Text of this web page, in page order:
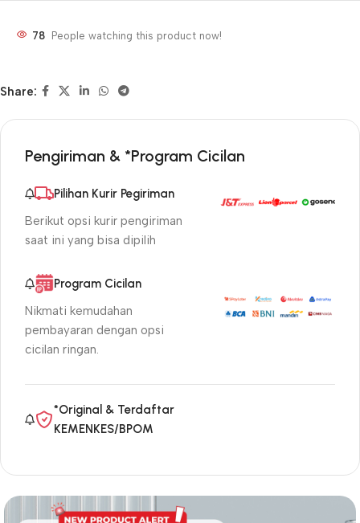
78 People watching this product now!
Share:
Pengiriman & *Program Cicilan
Pilihan Kurir Pegiriman
Berikut opsi kurir pengiriman
saat ini yang bisa dipilih
Program Cicilan
Nikmati kemudahan
pembayaran dengan opsi
cicilan ringan.
*Original & Terdaftar
KEMENKES/BPOM